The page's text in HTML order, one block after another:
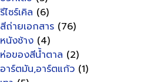
ไซร์เคิล (6)
ถ่ายเอกสาร (76)
นังช้าง (4)
อของสีน้ำตาล (2)
าร์ตมัน,อาร์ตแก้ว (1)